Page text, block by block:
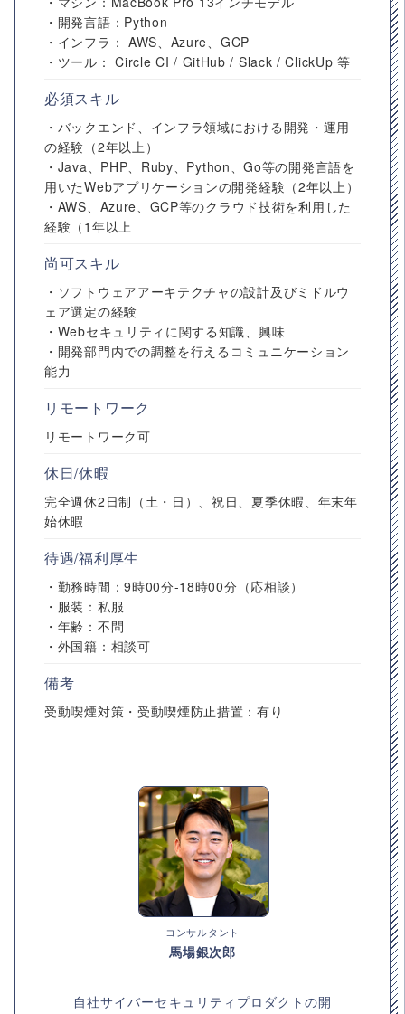
・開発言語：Python
・インフラ： AWS、Azure、GCP
・ツール： Circle CI / GitHub / Slack / ClickUp 等
必須スキル
・バックエンド、インフラ領域における開発・運用
の経験（2年以上）
・Java、PHP、Ruby、Python、Go等の開発言語を
用いたWebアプリケーションの開発経験（2年以上）
・AWS、Azure、GCP等のクラウド技術を利用した
経験（1年以上
尚可スキル
・ソフトウェアアーキテクチャの設計及びミドルウ
ェア選定の経験
・Webセキュリティに関する知識、興味
・開発部門内での調整を行えるコミュニケーション
能力
リモートワーク
リモートワーク可
休日/休暇
完全週休2日制（土・日）、祝日、夏季休暇、年末年
始休暇
待遇/福利厚生
・勤務時間：9時00分-18時00分（応相談）
・服装：私服
・年齢：不問
・外国籍：相談可
備考
受動喫煙対策・受動喫煙防止措置：有り
コンサルタント
馬場銀次郎
自社サイバーセキュリティプロダクトの開